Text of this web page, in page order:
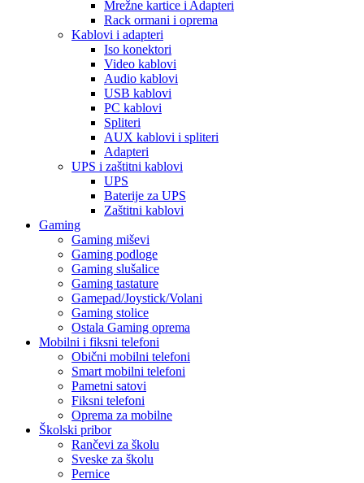
Mrežne kartice i Adapteri
Rack ormani i oprema
Kablovi i adapteri
Iso konektori
Video kablovi
Audio kablovi
USB kablovi
PC kablovi
Spliteri
AUX kablovi i spliteri
Adapteri
UPS i zaštitni kablovi
UPS
Baterije za UPS
Zaštitni kablovi
Gaming
Gaming miševi
Gaming podloge
Gaming slušalice
Gaming tastature
Gamepad/Joystick/Volani
Gaming stolice
Ostala Gaming oprema
Mobilni i fiksni telefoni
Obični mobilni telefoni
Smart mobilni telefoni
Pametni satovi
Fiksni telefoni
Oprema za mobilne
Školski pribor
Rančevi za školu
Sveske za školu
Pernice